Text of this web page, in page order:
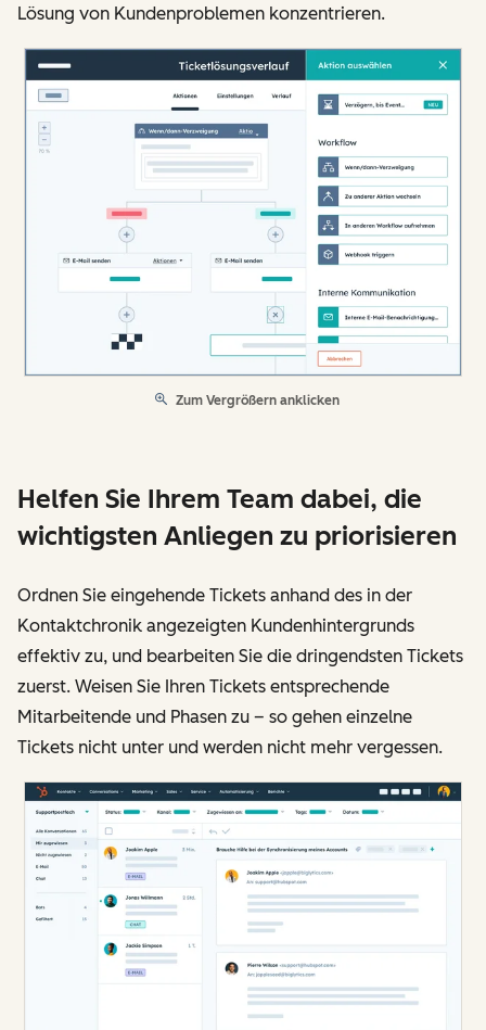
Lösung von Kundenproblemen konzentrieren.
Zum Vergrößern anklicken
Helfen Sie Ihrem Team dabei, die
wichtigsten Anliegen zu priorisieren
Ordnen Sie eingehende Tickets anhand des in der
Kontaktchronik angezeigten Kundenhintergrunds
effektiv zu, und bearbeiten Sie die dringendsten Tickets
zuerst. Weisen Sie Ihren Tickets entsprechende
Mitarbeitende und Phasen zu – so gehen einzelne
Tickets nicht unter und werden nicht mehr vergessen.